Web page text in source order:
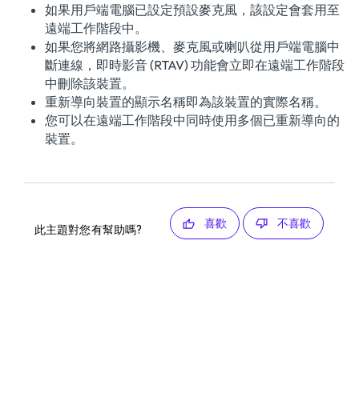
如果用戶端電腦已設定預設麥克風，該設定會套用至
遠端工作階段中。
如果您將網路攝影機、麥克風或喇叭從用戶端電腦中
斷連線，即時影音 (RTAV) 功能會立即在遠端工作階段
中刪除該裝置。
重新導向裝置的顯示名稱即為該裝置的實際名稱。
您可以在遠端工作階段中同時使用多個已重新導向的
裝置。
此主題對您有幫助嗎? 喜歡 不喜歡